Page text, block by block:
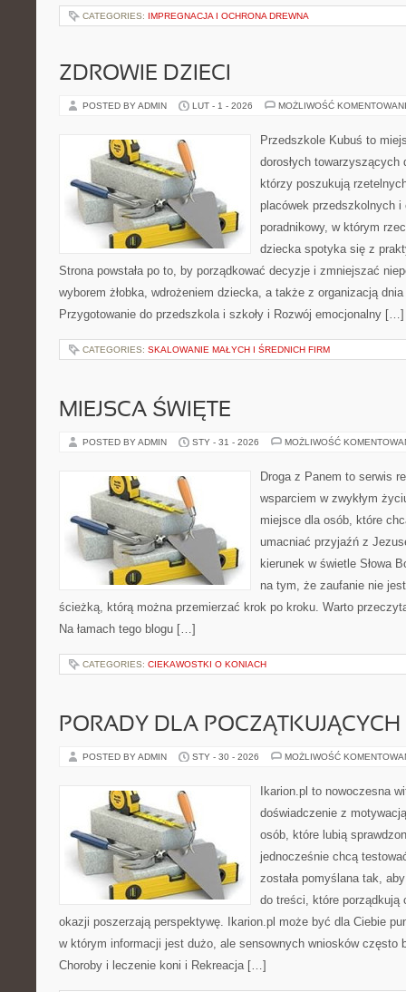
CATEGORIES: IMPREGNACJA I OCHRONA DREWNA
ZDROWIE DZIECI
POSTED BY ADMIN LUT - 1 - 2026 MOŻLIWOŚĆ
Przedszkole Kubuś to
dorosłych
którzy poszukują
placówek przedszkolnych i
poradnikowy, w którym
dziecka spotyka się z
Strona powstała po to, by porządkować decyzje i zmniejszać
wyborem żłobka, wdrożeniem dziecka, a także z organizacją
Przygotowanie do przedszkola i szkoły i Rozwój emocjonalny […]
CATEGORIES: SKALOWANIE MAŁYCH I ŚREDNICH FIRM
MIEJSCA ŚWIĘTE
POSTED BY ADMIN STY - 31 - 2026 MOŻLIWOŚĆ
Droga z Panem to serwis
wsparciem w zwykłym
miejsce dla osób, które
umacniać przyjaźń z
kierunek w świetle Słowa
na tym, że zaufanie nie
ścieżką, którą można przemierzać krok po kroku. Warto
Na łamach tego blogu […]
CATEGORIES: CIEKAWOSTKI O KONIACH
PORADY DLA
POSTED BY ADMIN STY - 30 - 2026 MOŻLIWOŚĆ
Ikarion.pl to nowoczesna
doświadczenie z
osób, które lubią
jednocześnie chcą
została pomyślana tak,
do treści, które porządkują
okazji poszerzają perspektywę. Ikarion.pl może być dla Ciebie
w którym informacji jest dużo, ale sensownych wniosków często
Choroby i leczenie koni i Rekreacja […]